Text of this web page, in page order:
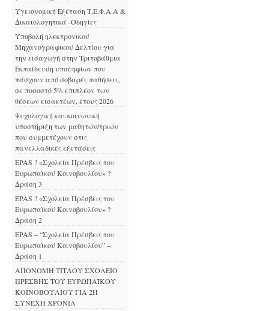
Υγειονομική Εξέταση Τ.Ε.Φ.Α.Α &
Δικαιολογητικά -Οδηγίες
Υποβολή ηλεκτρονικού
Μηχανογραφικού Δελτίου για
την εισαγωγή στην Τριτοβάθμια
Εκπαίδευση υποψηφίων που
πάσχουν από σοβαρές παθήσεις,
σε ποσοστό 5% επιπλέον των
θέσεων εισακτέων, έτους 2026
Ψυχολογική και κοινωνική
υποστήριξη των μαθητών/τριών
που συμμετέχουν στις
πανελλαδικές εξετάσεις
EPAS ? «Σχολεία Πρέσβεις του
Ευρωπαϊκού Κοινοβουλίου» ?
Δράση 3
EPAS ? «Σχολεία Πρέσβεις του
Ευρωπαϊκού Κοινοβουλίου» ?
Δράση 2
EPAS – “Σχολεία Πρέσβεις του
Ευρωπαϊκού Κοινοβουλίου” –
Δράση 1
ΑΠΟΝΟΜΗ ΤΙΤΛΟΥ ΣΧΟΛΕΙΟ
ΠΡΕΣΒΗΣ ΤΟΥ ΕΥΡΩΠΑΪΚΟΥ
ΚΟΙΝΟΒΟΥΛΙΟΥ ΓΙΑ 2Η
ΣΥΝΕΧΗ ΧΡΟΝΙΑ